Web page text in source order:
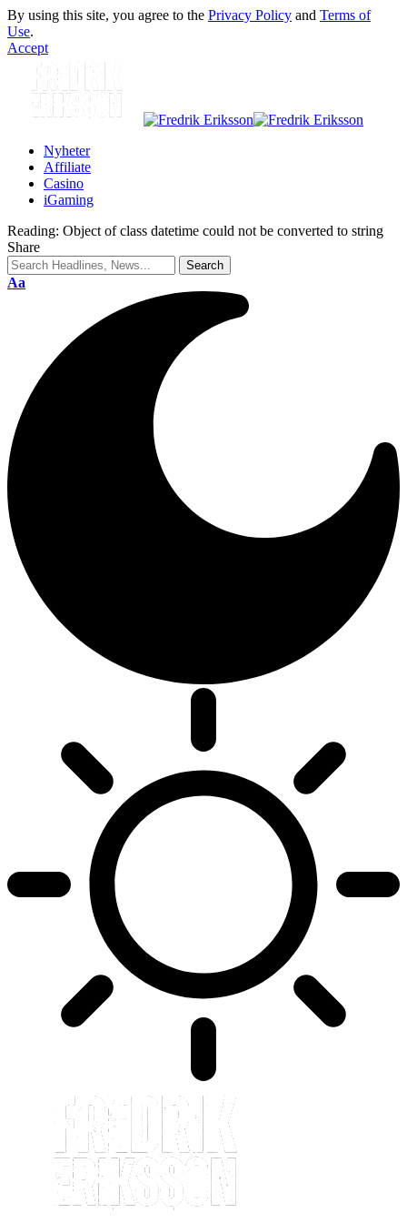
By using this site, you agree to the Privacy Policy and Terms of
Use.
Accept
Nyheter
Affiliate
Casino
iGaming
Reading: Object of class datetime could not be converted to string
Share
Aa